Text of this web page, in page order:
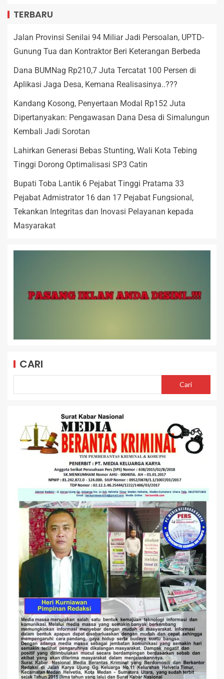
TERBARU
Jalan Provinsi Senilai 94 Miliar Jadi Persoalan, UPTD-
Gunung Tua dan Kontraktor Beri Keterangan Berbeda
Dana BUMNag Rp210,7 Juta Tercatat 100 Persen di
Aplikasi Jaga Desa, Kemana Realisasinya..???
Kandang Kosong, Penyertaan Modal Rp152 Juta
Dipertanyakan: Pengawasan Dana Desa di Simalungun
Kembali Jadi Sorotan
Lahirkan Generasi Bebas Stunting, Wali Kota Tebing
Tinggi Dorong Optimalisasi SP3 Catin
Bupati Toba Lantik 6 Pejabat Tinggi Pratama 33
Pejabat Admistrator 16 dan 17 Pejabat Fungsional,
Tekankan Integritas dan Inovasi Pelayanan kepada
Masyarakat
CARI
Cari